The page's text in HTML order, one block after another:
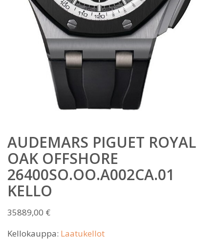
AUDEMARS PIGUET ROYAL
OAK OFFSHORE
26400SO.OO.A002CA.01
KELLO
35889,00 €
Kellokauppa: Laatukellot